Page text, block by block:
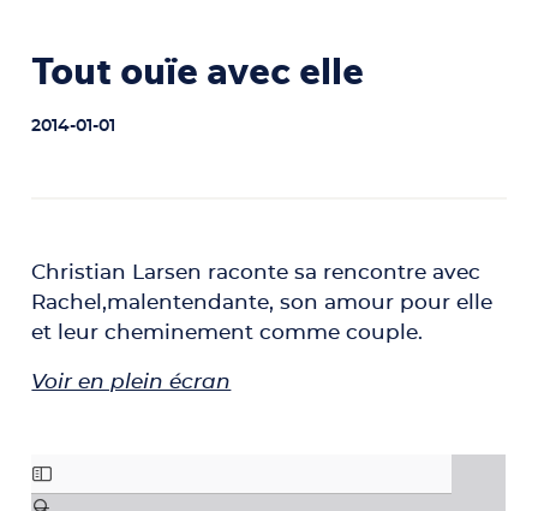
Tout ouïe avec elle
2014-01-01
Christian Larsen raconte sa rencontre avec
Rachel,malentendante, son amour pour elle
et leur cheminement comme couple.
Voir en plein écran